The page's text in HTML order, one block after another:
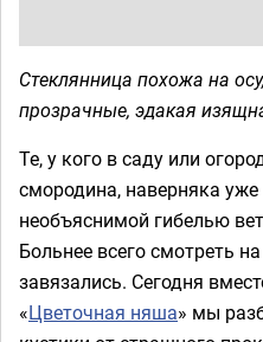
Стеклянница похожа на
прозрачные, эдакая
Те, у кого в саду или
смородина, наверняка уже
необъяснимой гибелью
Больнее всего смотреть
завязались. Сегодня
«Цветочная няша» мы